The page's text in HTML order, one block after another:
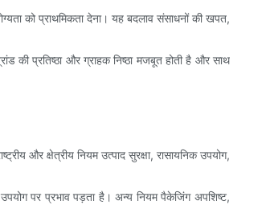
को प्राथमिकता देना। यह बदलाव संसाधनों की खपत,
की प्रतिष्ठा और ग्राहक निष्ठा मजबूत होती है और साथ
और क्षेत्रीय नियम उत्पाद सुरक्षा, रासायनिक उपयोग,
पर प्रभाव पड़ता है। अन्य नियम पैकेजिंग अपशिष्ट,